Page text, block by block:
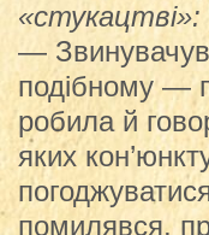
—
подібному —
робила й
яких
помилявся,